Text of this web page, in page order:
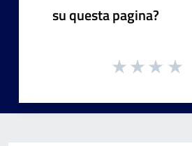
su questa pagina?